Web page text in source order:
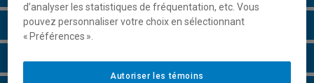
Cours à suivre et horaires
d’analyser les statistiques de fréquentation, etc. Vous
pouvez personnaliser votre choix en sélectionnant
« Préférences ».
Autoriser les témoins